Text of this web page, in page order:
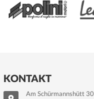
KONTAKT
Am Schürmannshütt 30